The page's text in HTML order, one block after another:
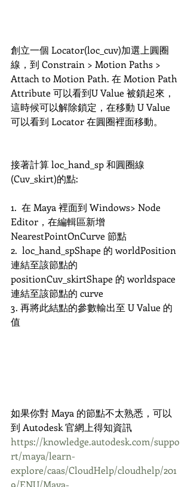
創立一個 Locator(loc_cuv)加選上圓圈
線，到 Constrain > Motion Paths >
Attach to Motion Path. 在 Motion Path
Attribute 可以看到U Value 被鎖起來，
這時候可以解除鎖定，在移動 U Value
可以看到 Locator 在圓圈裡面移動。
接著計算 loc_hand_sp 和圓圈線
(Cuv_skirt)的點:
1.  在 Maya 裡面到 Windows> Node
Editor，在編輯區新增
NearestPointOnCurve 節點
2.  loc_hand_spShape 的 worldPosition
連結至該節點的
positionCuv_skirtShape 的 worldspace
連結至該節點的 curve
3. 再將此結點的參數輸出至 U Value 的
值
如果你對 Maya 的節點不太熟悉，可以
到 Autodesk 官網上得知資訊
https://knowledge.autodesk.com/suppo
rt/maya/learn-
explore/caas/CloudHelp/cloudhelp/201